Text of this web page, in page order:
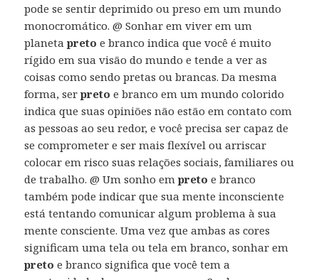
pode se sentir deprimido ou preso em um mundo
monocromático. @ Sonhar em viver em um
planetapreto e branco indica que você é muito
rígido em sua visão do mundo e tende a ver as
coisas como sendo pretas ou brancas. Da mesma
forma, serpreto e branco em um mundo colorido
indica que suas opiniões não estão em contato com
as pessoas ao seu redor, e você precisa ser capaz de
se comprometer e ser mais flexível ou arriscar
colocar em risco suas relações sociais, familiares ou
de trabalho. @ Um sonho empreto e branco
também pode indicar que sua mente inconsciente
está tentando comunicar algum problema à sua
mente consciente. Uma vez que ambas as cores
significam uma tela ou tela em branco, sonhar em
preto e branco significa que você tem a